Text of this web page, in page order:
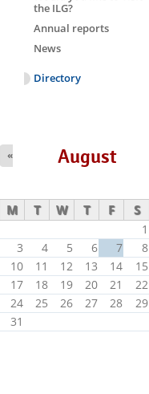
the ILG?
Annual reports
News
Directory
August
«
M T W T F S
1
3
4 5 6 7 8
10
11 12 13 14 15
17
18 19 20 21 22
24
25 26 27 28 29
31